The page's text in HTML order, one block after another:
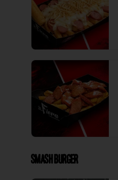
Smash Burger